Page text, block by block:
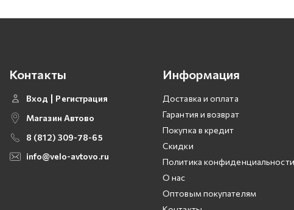
Контакты
Вход
Регистрация
Магазин Автово
8 (812) 309-78-65
info@velo-avtovo.ru
Информация
Доставка и оплата
Гарантия и возврат
Покупка в кредит
Скидки
Политика конфиденциальности
О нас
Оптовым покупателям